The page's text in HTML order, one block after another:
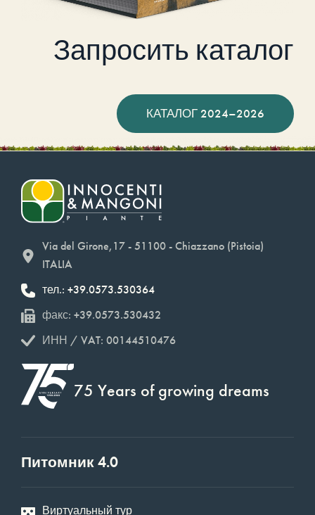
Запросить каталог
КАТАЛОГ 2024–2026
Via del Girone,17 - 51100 - Chiazzano (Pistoia)
ITALIA
тел.: +39.0573.530364
факс: +39.0573.530432
ИНН / VAT: 00144510476
75 Years of growing dreams
Питомник 4.0
Виртуальный тур